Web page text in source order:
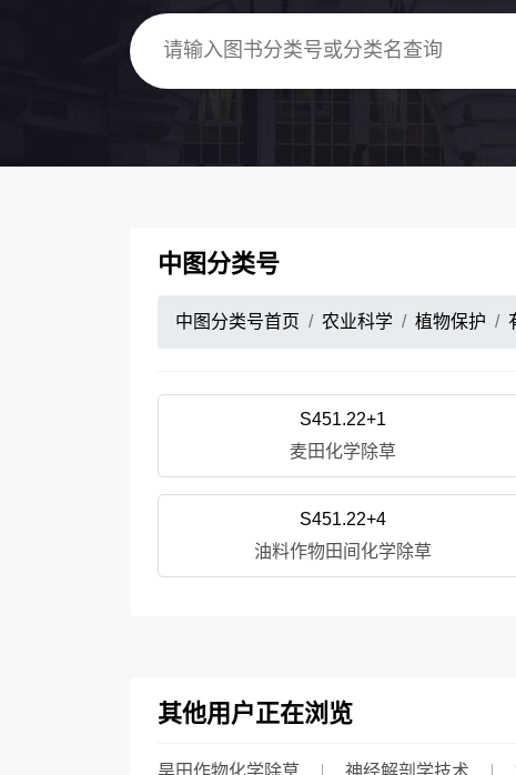
中图分类号
中图分类号首页 农业科学 植物保护
S451.22+1
麦田化学除草
S451.22+4
油料作物田间化学除草
其他用户正在浏览
旱田作物化学除草 神经解剖学技术